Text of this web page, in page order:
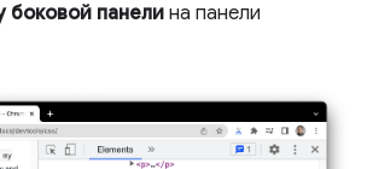
боковой панели на панели